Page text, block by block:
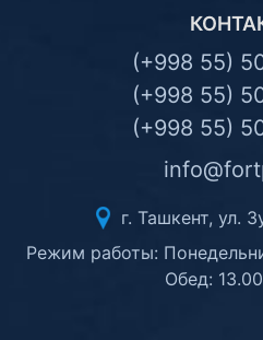
(+998 55)
(+998 55)
(+998 55)
г. Ташкент, ул.
Режим работы:
Обед: